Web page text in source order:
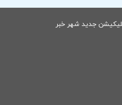
جدید شهر خبر